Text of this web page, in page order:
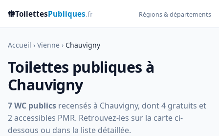
🚻ToilettesPubliques.fr Régions & départements
Accueil › Vienne › Chauvigny
Toilettes publiques à
Chauvigny
7 WC publics recensés à Chauvigny, dont 4 gratuits et
2 accessibles PMR. Retrouvez-les sur la carte ci-
dessous ou dans la liste détaillée.